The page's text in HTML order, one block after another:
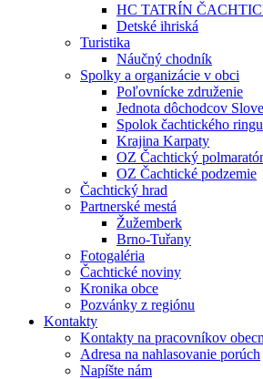
HC TATRÍN
Detské ihriská
Turistika
Náučný chodník
Spolky a organizácie v obci
Poľovnícke združenie
Jednota dôchodcov
Spolok čachtického ringu
Krajina Karpaty
OZ Čachtický
OZ Čachtické podzemie
Čachtický hrad
Partnerské mestá
Žužemberk
Brno-Tuřany
Fotogaléria
Čachtické noviny
Kronika obce
Pozvánky z regiónu
Kontakty
Kontakty na pracovníkov
Adresa na nahlasovanie porúch
Napíšte nám